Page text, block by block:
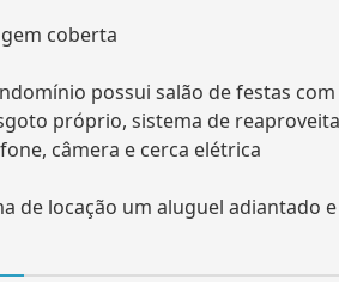
coberta
possui salão de festas
próprio, sistema de
câmera e cerca elétrica
de locação um aluguel adiantado